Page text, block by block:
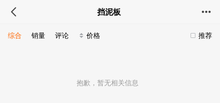
挡泥板
推荐
综合 销量 评论 价格
抱歉，暂无相关信息